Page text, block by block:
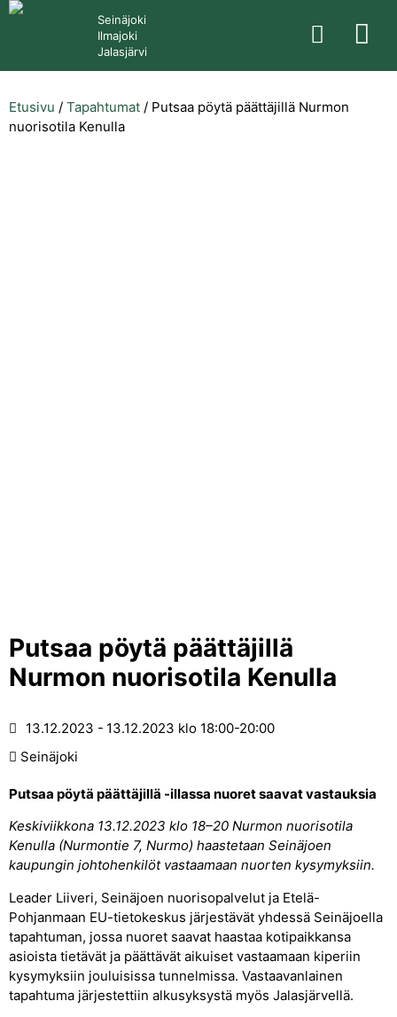
Seinäjoki
Ilmajoki
Jalasjärvi
Etusivu / Tapahtumat / Putsaa pöytä päättäjillä Nurmon
nuorisotila Kenulla
Putsaa pöytä päättäjillä
Nurmon nuorisotila Kenulla
13.12.2023 13.12.2023 klo 18:00-20:00
Seinäjoki
Putsaa pöytä päättäjillä -illassa nuoret saavat vastauksia
Keskiviikkona 13.12.2023 klo 18–20 Nurmon nuorisotila
Kenulla (Nurmontie 7, Nurmo) haastetaan Seinäjoen
kaupungin johtohenkilöt vastaamaan nuorten kysymyksiin.
Leader Liiveri, Seinäjoen nuorisopalvelut ja Etelä-
Pohjanmaan EU-tietokeskus järjestävät yhdessä Seinäjoella
tapahtuman, jossa nuoret saavat haastaa kotipaikkansa
asioista tietävät ja päättävät aikuiset vastaamaan kiperiin
kysymyksiin jouluisissa tunnelmissa. Vastaavanlainen
tapahtuma järjestettiin alkusyksystä myös Jalasjärvellä.